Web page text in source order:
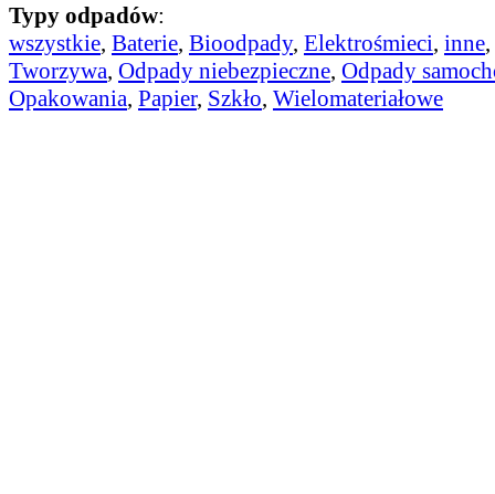
Typy odpadów:
wszystkie, Baterie, Bioodpady, Elektrośmieci, inne,
Tworzywa, Odpady niebezpieczne, Odpady
Opakowania, Papier, Szkło, Wielomateriałowe